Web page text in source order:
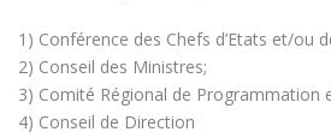
1) Conférence des Chefs d’Etats et/ou
2) Conseil des Ministres;
3) Comité Régional de Programmation
4) Conseil de Direction